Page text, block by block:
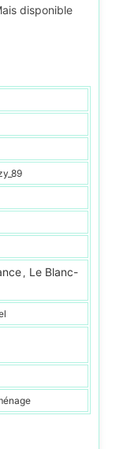
disponible
, Le Blanc-